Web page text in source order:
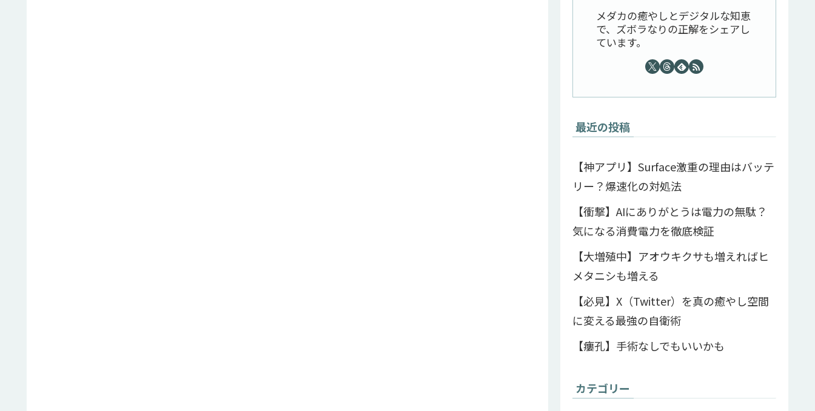
メダカの癒やしとデジタルな知恵
で、ズボラなりの正解をシェアし
ています。
最近の投稿
【神アプリ】Surface激重の理由はバッテ
リー？爆速化の対処法
【衝撃】AIにありがとうは電力の無駄？
気になる消費電力を徹底検証
【大増殖中】アオウキクサも増えればヒ
メタニシも増える
【必見】X（Twitter）を真の癒やし空間
に変える最強の自衛術
【瘻孔】手術なしでもいいかも
カテゴリー